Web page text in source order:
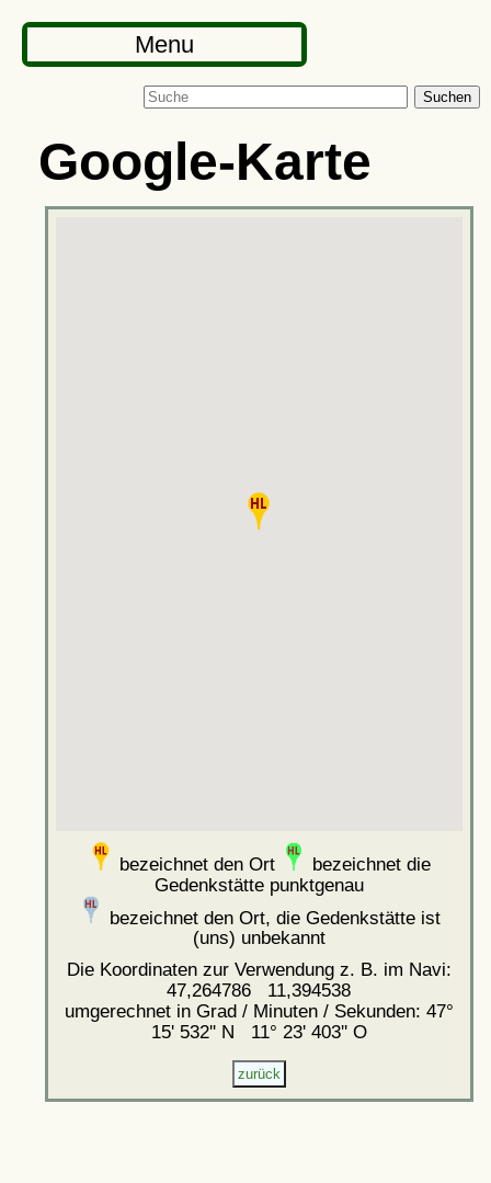
Menu
Suchen
Google-Karte
bezeichnet den Ort
bezeichnet die
Gedenkstätte punktgenau
bezeichnet den Ort, die Gedenkstätte ist
(uns) unbekannt
Die Koordinaten zur Verwendung z. B. im Navi:
47,264786 11,394538
umgerechnet in Grad / Minuten / Sekunden: 47°
15' 532'' N 11° 23' 403'' O